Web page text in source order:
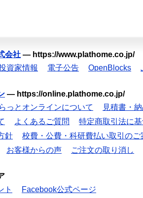
会社 — https://www.plathome.co.jp/
資家情報 電子公告 OpenBlocks
— https://online.plathome.co.jp/
っとオンラインについて
見積書・
よくあるご質問
特定商取引法に
針
校費・公費・科研費払い取引のご
お客様からの声 ご注文の取り消し
ト
Facebook公式ページ